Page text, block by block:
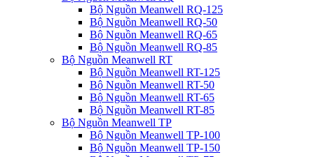
Bộ Nguồn Meanwell RQ-125
Bộ Nguồn Meanwell RQ-50
Bộ Nguồn Meanwell RQ-65
Bộ Nguồn Meanwell RQ-85
Bộ Nguồn Meanwell RT
Bộ Nguồn Meanwell RT-125
Bộ Nguồn Meanwell RT-50
Bộ Nguồn Meanwell RT-65
Bộ Nguồn Meanwell RT-85
Bộ Nguồn Meanwell TP
Bộ Nguồn Meanwell TP-100
Bộ Nguồn Meanwell TP-150